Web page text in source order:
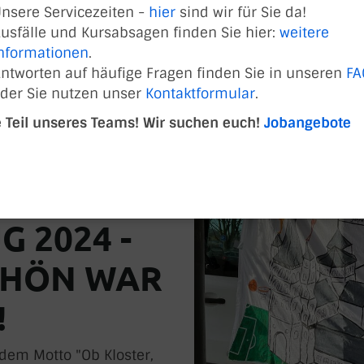
Brauweiler Karnevalszug 2024
2024 -
WAR
Motto "Ob Kloster,
Servicezeiten - hier sind wir für Sie da!
und Kursabsagen finden Sie hier: weitere
.
auf häufige Fragen finden Sie in unseren
Sie nutzen unser Kontaktformular.
Teil unseres Teams! Wir suchen euch! Jobangebote